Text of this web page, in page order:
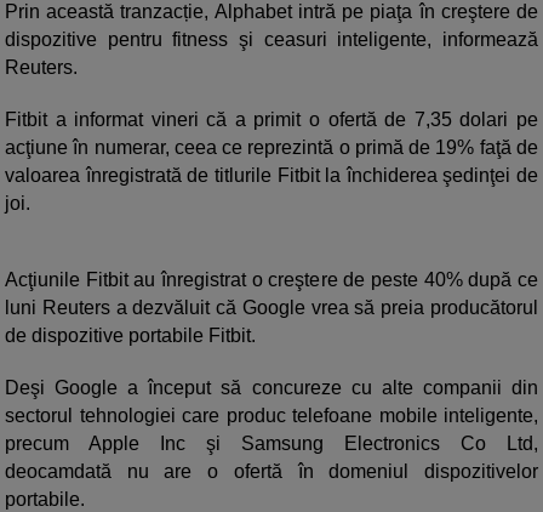
Prin această tranzacție, Alphabet intră pe piaţa în creştere de
dispozitive pentru fitness şi ceasuri inteligente, informează
Reuters.
Fitbit a informat vineri că a primit o ofertă de 7,35 dolari pe
acţiune în numerar, ceea ce reprezintă o primă de 19% faţă de
valoarea înregistrată de titlurile Fitbit la închiderea şedinţei de
joi.
Acţiunile Fitbit au înregistrat o creştere de peste 40% după ce
luni Reuters a dezvăluit că Google vrea să preia producătorul
de dispozitive portabile Fitbit.
Deşi Google a început să concureze cu alte companii din
sectorul tehnologiei care produc telefoane mobile inteligente,
precum Apple Inc şi Samsung Electronics Co Ltd,
deocamdată nu are o ofertă în domeniul dispozitivelor
portabile.